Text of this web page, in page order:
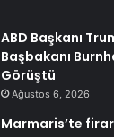
ABD Başkanı
Başbakanı
Görüştü
Ağustos 6, 2026
Marmaris’te